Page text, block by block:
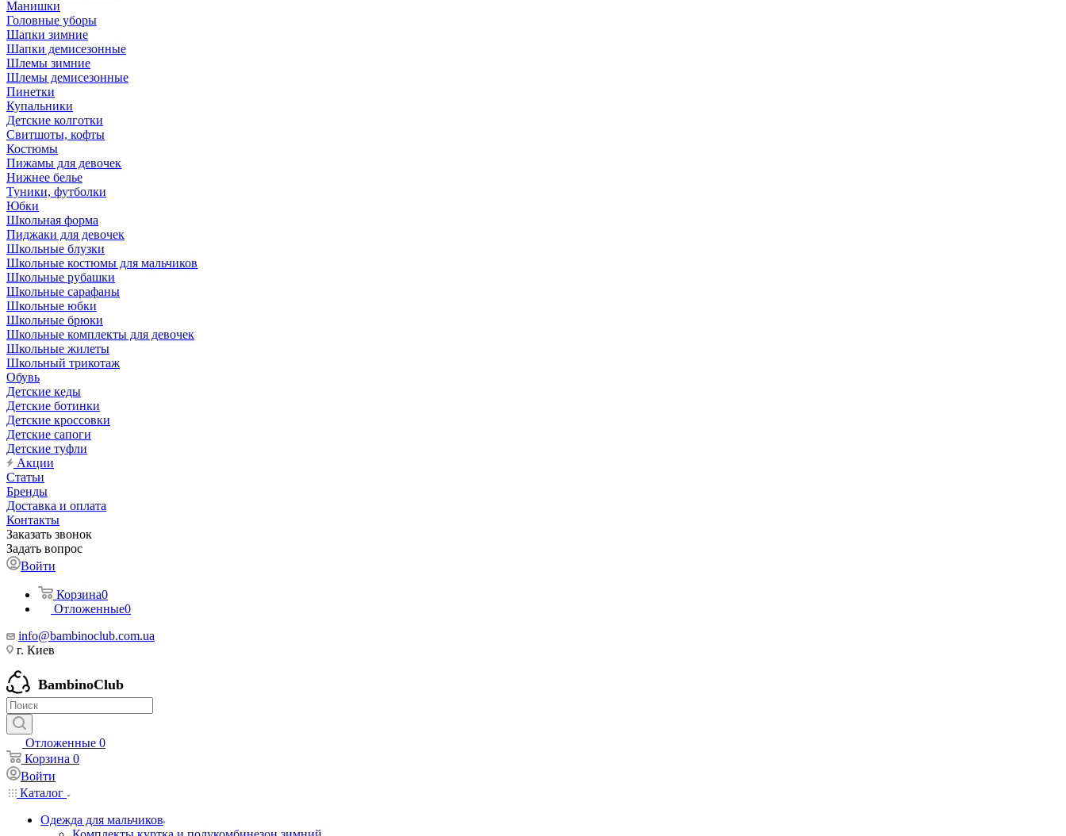
Манишки
Головные уборы
Шапки зимние
Шапки демисезонные
Шлемы зимние
Шлемы демисезонные
Пинетки
Купальники
Детские колготки
Свитшоты, кофты
Костюмы
Пижамы для девочек
Нижнее белье
Туники, футболки
Юбки
Школьная форма
Пиджаки для девочек
Школьные блузки
Школьные костюмы для мальчиков
Школьные рубашки
Школьные сарафаны
Школьные юбки
Школьные брюки
Школьные комплекты для девочек
Школьные жилеты
Школьный трикотаж
Обувь
Детские кеды
Детские ботинки
Детские кроссовки
Детские сапоги
Детские туфли
Акции
Статьи
Бренды
Доставка и оплата
Контакты
Заказать звонок
Задать вопрос
Войти
Корзина0
Отложенные0
info@bambinoclub.com.ua
г. Киев
BambinoClub
Отложенные 0
Корзина 0
Войти
Каталог
Одежда для мальчиков